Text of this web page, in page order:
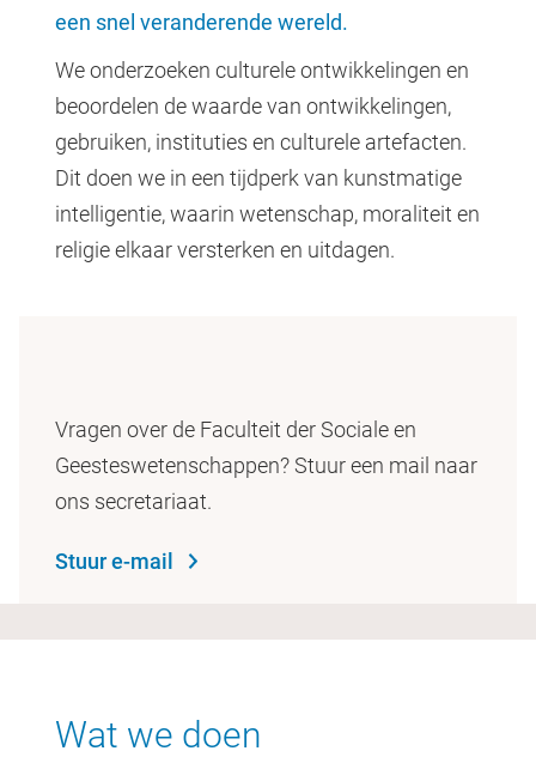
een snel veranderende wereld.
We onderzoeken culturele ontwikkelingen en
beoordelen de waarde van ontwikkelingen,
gebruiken, instituties en culturele artefacten.
Dit doen we in een tijdperk van kunstmatige
intelligentie, waarin wetenschap, moraliteit en
religie elkaar versterken en uitdagen.
Vragen over de Faculteit der Sociale en
Geesteswetenschappen? Stuur een mail naar
ons secretariaat.
Stuur e-mail
Wat we doen